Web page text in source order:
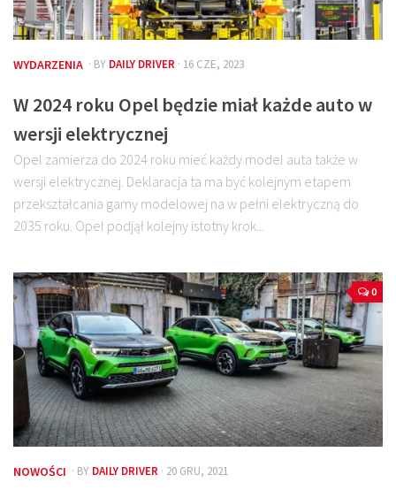
WYDARZENIA · BY DAILY DRIVER · 16 CZE, 2023
W 2024 roku Opel będzie miał każde auto w
wersji elektrycznej
Opel zamierza do 2024 roku mieć każdy model auta także w
wersji elektrycznej. Deklaracja ta ma być kolejnym etapem
przekształcania gamy modelowej na w pełni elektryczną do
2035 roku. Opel podjął kolejny istotny krok...
0
NOWOŚCI · BY DAILY DRIVER · 20 GRU, 2021